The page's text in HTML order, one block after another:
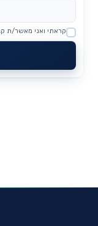
Website
קראתי ואני מאשר/ת